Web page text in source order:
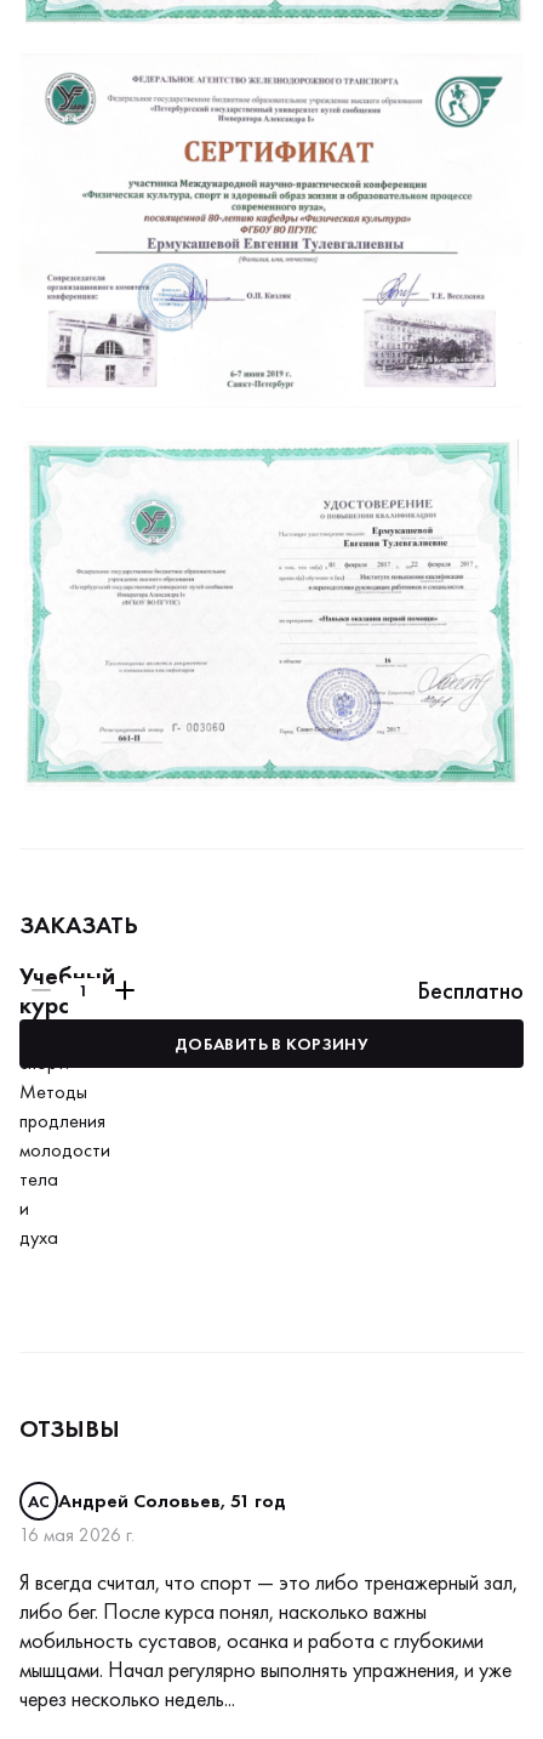
ЗАКАЗАТЬ
Учебный
курс
спорт.
Методы
продления
молодости
тела
и
духа
Бесплатно
ДОБАВИТЬ В КОРЗИНУ
ОТЗЫВЫ
АС Андрей Соловьев, 51 год
16 мая 2026 г.
Я всегда считал, что спорт — это либо тренажерный зал,
либо бег. После курса понял, насколько важны
мобильность суставов, осанка и работа с глубокими
мышцами. Начал регулярно выполнять упражнения, и уже
через несколько недель...